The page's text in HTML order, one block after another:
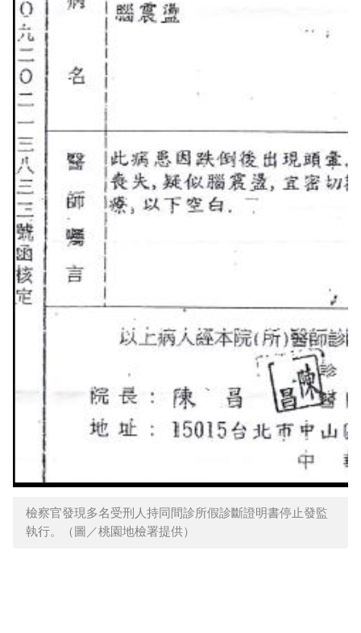
檢察官發現多名受刑人持同間診所假診斷證明書停止發監
執行。（圖／桃園地檢署提供）